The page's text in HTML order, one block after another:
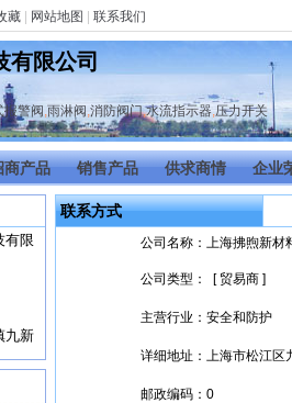
藏 网站地图 联系我们
有限公司
报警阀 ,雨淋阀 ,消防阀门,水流指示器,压力开关
商产品 销售产品 供求商情 企业
有限
九新
联系方式
公司名称： 上海拂煦新材
公司类型： [ 贸易商 ]
主营行业： 安全和防护
详细地址： 上海市松江区
邮政编码： 0